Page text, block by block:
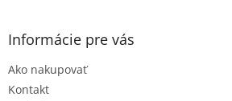
Informácie pre vás
Ako nakupovať
Kontakt